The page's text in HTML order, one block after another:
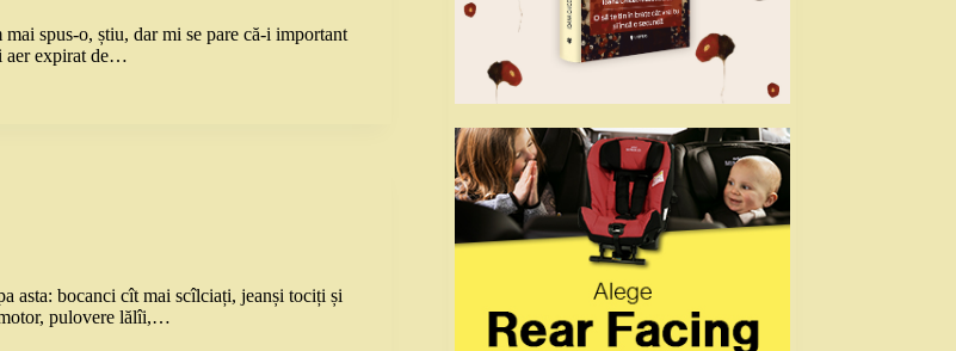
spus-o, știu, dar mi se pare că-i important
aer expirat de…
asta: bocanci cît mai scîlciați, jeanși tociți și
pulovere lălîi,…